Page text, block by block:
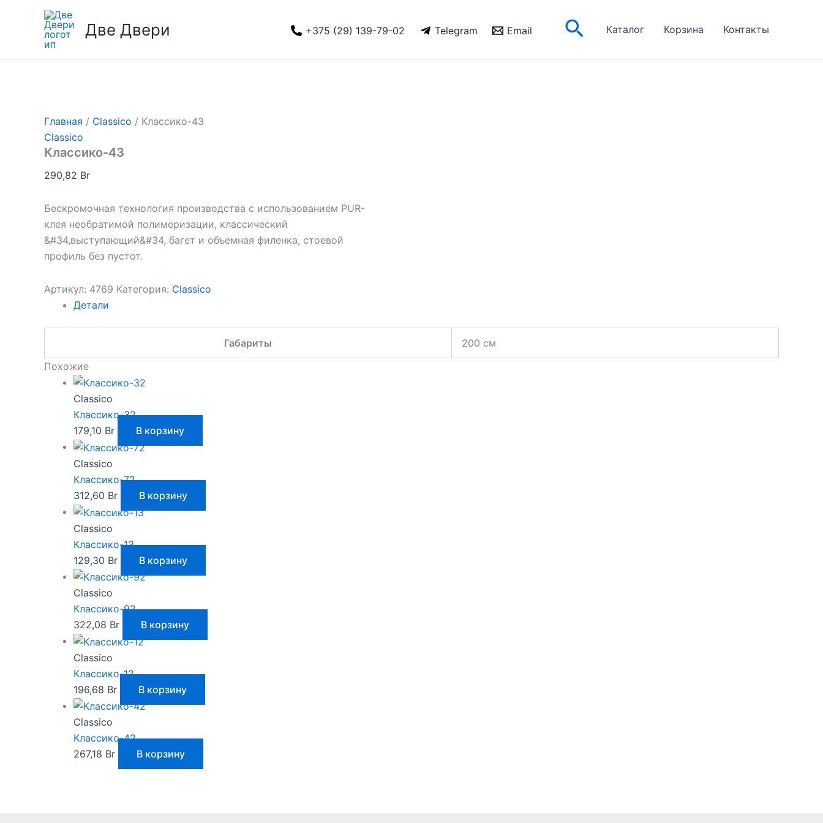
содержимому
Две Двери +375 (29) 139-79-02 Telegram Email ПоискКаталог Корзина Контакты
Главная / Classico / Классико-43
Classico
Классико-43
290,82 Br
Бескромочная технология производства с использованием PUR-
клея необратимой полимеризации, классический
&#34,выступающий&#34, багет и объемная филенка, стоевой
профиль без пустот.
Артикул: 4769 Категория: Classico
Детали
Габариты
200 см
Похожие
Classico
Классико-32
179,10 Br В корзину
Classico
Классико-72
312,60 Br В корзину
Classico
Классико-13
129,30 Br В корзину
Classico
Классико-92
322,08 Br В корзину
Classico
Классико-12
196,68 Br В корзину
Classico
Классико-42
267,18 Br В корзину